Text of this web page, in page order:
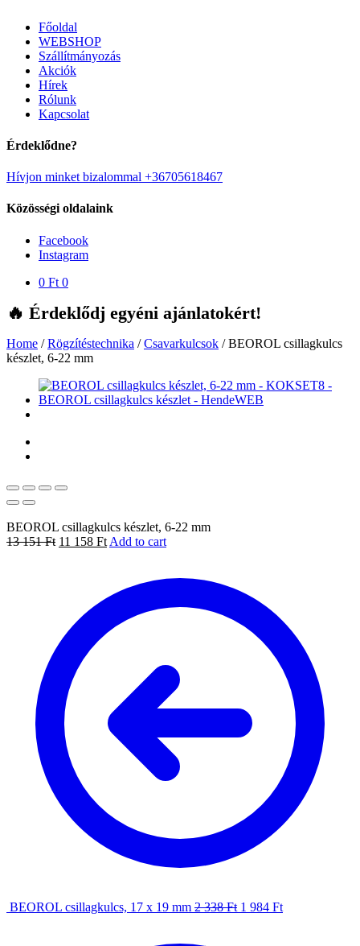
Főoldal
WEBSHOP
Szállítmányozás
Akciók
Hírek
Rólunk
Kapcsolat
Érdeklődne?
Hívjon minket bizalommal +36705618467
Közösségi oldalaink
Facebook
Instagram
0 Ft 0
🔥 Érdeklődj egyéni ajánlatokért!
Home /Rögzítéstechnika /Csavarkulcsok /BEOROL csillagkulcs
készlet, 6-22 mm
BEOROL csillagkulcs készlet, 6-22 mm
13 151Ft 11 158 Ft Add to cart
BEOROL csillagkulcs, 17 x 19 mm 2 338Ft 1 984 Ft